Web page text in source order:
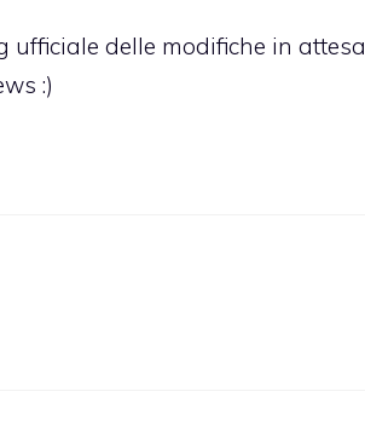
ufficiale delle modifiche in attesa
:)